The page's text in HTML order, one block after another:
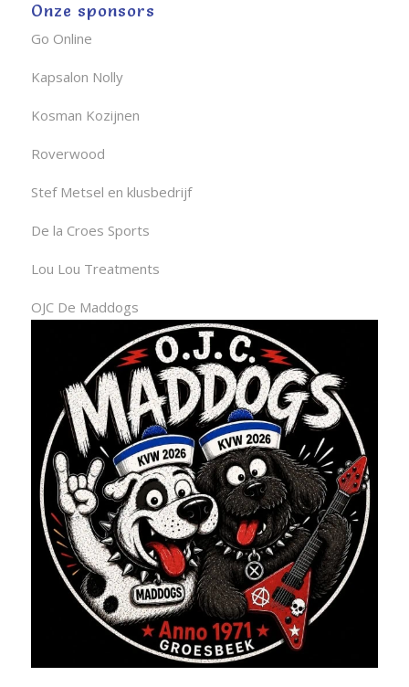
Onze sponsors
Go Online
Kapsalon Nolly
Kosman Kozijnen
Roverwood
Stef Metsel en klusbedrijf
De la Croes Sports
Lou Lou Treatments
OJC De Maddogs